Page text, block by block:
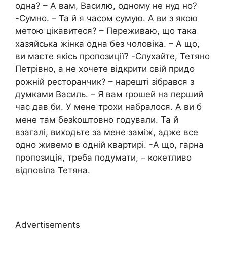
одна? – А вам, Василю, одному не нуд но?
-Сумно. – Та й я часом сумую. А ви з якою
метою цікавитеся? – Переживаю, що така
хазяйська жінка одна без чоловіка. – А що,
ви маєте якісь пропозиції? -Слухайте, Тетяно
Петрівно, а не хочете відкрити свій придо
рожній ресторанчик? – нарешті зібрався з
думками Василь. – Я вам rрошей на перший
час дав би. У мене трохи набралося. А ви б
мене там безkоштовно годували. Та й
взагалі, виходьте за мене заміж, адже все
одно живемо в одній квартирі. -А що, гарна
пропозиція, треба подумати, – кокетливо
відповіла Тетяна.
Advertisements